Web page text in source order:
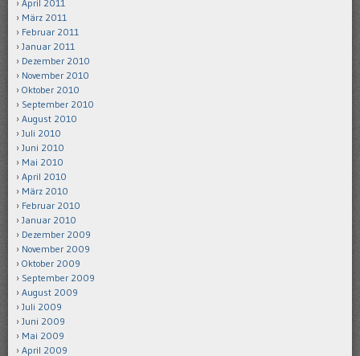
April 2011
März 2011
Februar 2011
Januar 2011
Dezember 2010
November 2010
Oktober 2010
September 2010
August 2010
Juli 2010
Juni 2010
Mai 2010
April 2010
März 2010
Februar 2010
Januar 2010
Dezember 2009
November 2009
Oktober 2009
September 2009
August 2009
Juli 2009
Juni 2009
Mai 2009
April 2009